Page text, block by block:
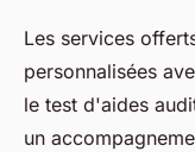
Les services
personnalisées
le test d'aides
un